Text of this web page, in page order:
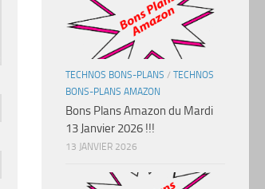
TECHNOS BONS-PLANS / TECHNOS
BONS-PLANS AMAZON
Bons Plans Amazon du Mardi
13 Janvier 2026 !!!
13 JANVIER 2026